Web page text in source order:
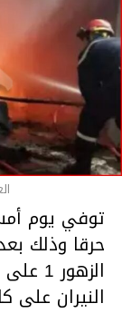
حرقا وذلك
النيران على